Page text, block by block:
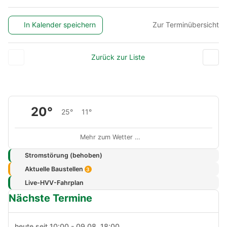
In Kalender speichern Zur Terminübersicht
Zurück zur Liste
20° 25° 11°
Mehr zum Wetter …
Stromstörung (behoben)
Aktuelle Baustellen 3
Live-HVV-Fahrplan
Nächste Termine